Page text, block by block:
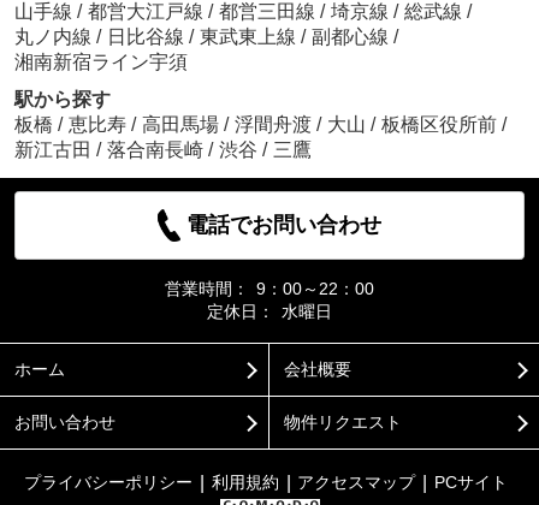
山手線 / 都営大江戸線 / 都営三田線 / 埼京線 / 総武線 /
丸ノ内線 / 日比谷線 / 東武東上線 / 副都心線 /
湘南新宿ライン宇須
駅から探す
板橋 / 恵比寿 / 高田馬場 / 浮間舟渡 / 大山 / 板橋区役所前 /
新江古田 / 落合南長崎 / 渋谷 / 三鷹
電話でお問い合わせ
営業時間：
9：00～22：00
定休日：
水曜日
ホーム 会社概要
お問い合わせ 物件リクエスト
プライバシーポリシー 利用規約 アクセスマップ PCサイト